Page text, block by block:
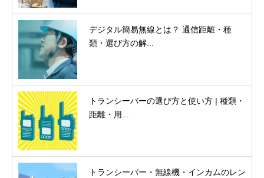
デジタル簡易無線とは？ 通信距離・種
類・選び方の解...
トランシーバーの選び方と使い方 | 種類・
距離・用...
トランシーバー・無線機・インカムのレン